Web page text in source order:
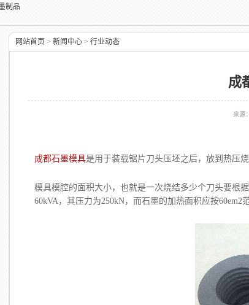
制品
网站首页 > 新闻中心 > 行业动态
成
来源：
成都石墨模具是用于装载锯片刀头压坯之后，放到热压
模具模腔的面积大小，也就是一次烧结多少个刀头要根
60kVA，其压力为250kN，而石墨的加热面积应按